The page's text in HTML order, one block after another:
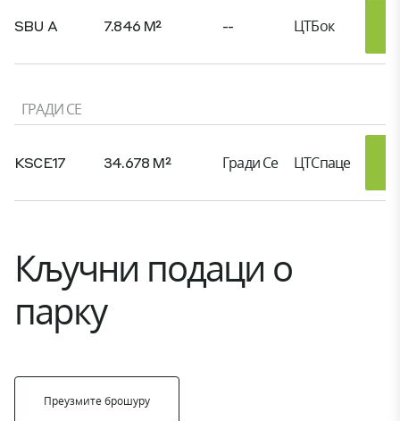
SBU A 7.846 M² -- ЦТБок
ГРАДИ СЕ
KSCE17 34.678 M² Гради Се ЦТСпаце
Кључни подаци о
парку
Преузмите брошуру